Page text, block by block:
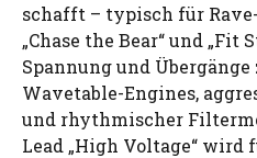
schafft – typisch für
„Chase the Bear“ und „Fit
Spannung und
Wavetable-Engines,
und rhythmischer
Lead „High Voltage“ wird